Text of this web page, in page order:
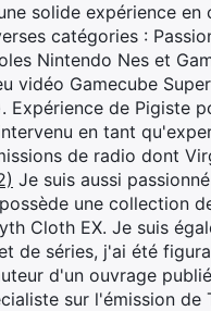
solide expérience
catégories :
Nintendo Nes et
vidéo Gamecube
Expérience de Pigiste
en tant
de radio dont
Je suis aussi
une collection
Cloth EX. Je suis
de séries, j'ai été
d'un ouvrage
sur l'émission de